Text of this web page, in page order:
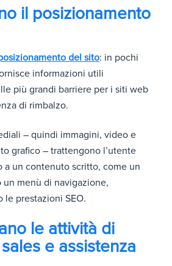
il posizionamento
del sito: in pochi
informazioni utili
più grandi barriere per i siti web
di rimbalzo.
– quindi immagini, video e
grafico – trattengono l’utente
a un contenuto scritto, come un
un menù di navigazione,
prestazioni SEO.
le attività di
e assistenza